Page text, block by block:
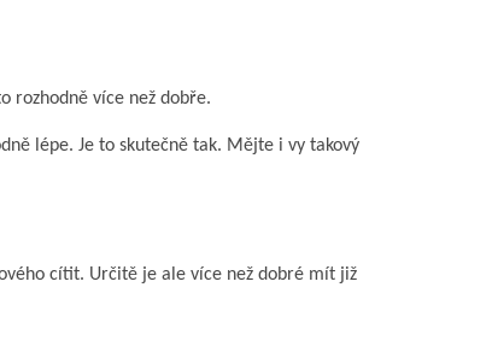
rozhodně více než dobře.
lépe. Je to skutečně tak. Mějte i vy takový
cítit. Určitě je ale více než dobré mít již